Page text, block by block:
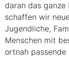
dar­an das gan­ze
schaf­fen wir
Jugend­li­che,
Men­schen mit
ort­nah